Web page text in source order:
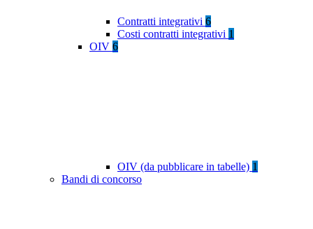
Contratti integrativi 6
Costi contratti integrativi 1
OIV 6
OIV (da pubblicare in tabelle) 1
Bandi di concorso